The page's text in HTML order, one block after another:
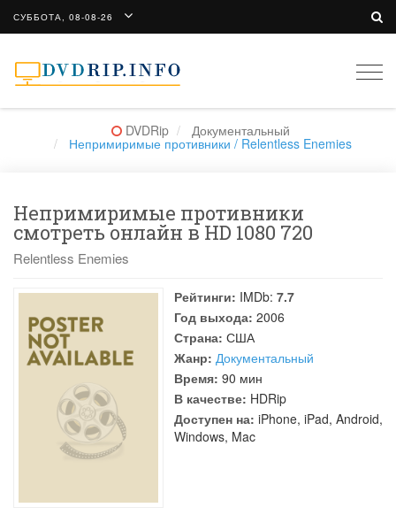
СУББОТА, 08-08-26
DVDRip Документальный
Непримиримые противники / Relentless Enemies
Непримиримые противники
смотреть онлайн в HD 1080 720
Relentless Enemies
Рейтинги: IMDb: 7.7
Год выхода: 2006
Страна: США
Жанр: Документальный
Время: 90 мин
В качестве: HDRip
Доступен на: iPhone, iPad, Android,
Windows, Mac